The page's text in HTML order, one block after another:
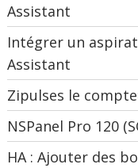
Assistant
Intégrer un
Assistant
Zipulses le
NSPanel Pro 120
HA : Ajouter des